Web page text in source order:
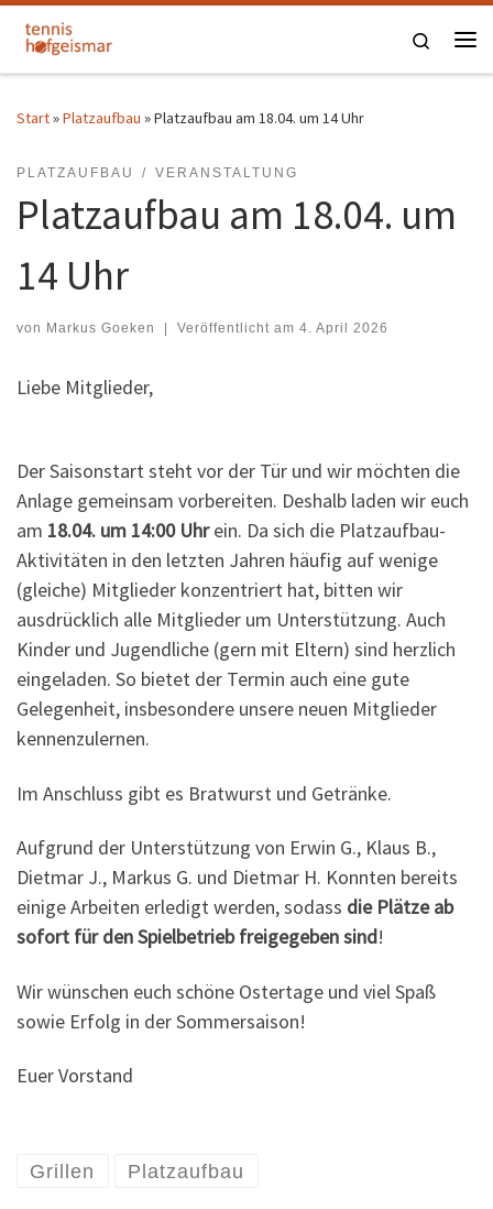
Zum Inhalt springen
Search
Start»Platzaufbau »Platzaufbau am 18.04. um 14 Uhr
PLATZAUFBAU VERANSTALTUNG
Platzaufbau am 18.04. um
14 Uhr
von Markus Goeken | Veröffentlicht am 4. April 2026
Liebe Mitglieder,
Der Saisonstart steht vor der Tür und wir möchten die
Anlage gemeinsam vorbereiten. Deshalb laden wir euch
am 18.04. um 14:00 Uhrein. Da sich die Platzaufbau-
Aktivitäten in den letzten Jahren häufig auf wenige
(gleiche) Mitglieder konzentriert hat, bitten wir
ausdrücklich alle Mitglieder um Unterstützung. Auch
Kinder und Jugendliche (gern mit Eltern) sind herzlich
eingeladen. So bietet der Termin auch eine gute
Gelegenheit, insbesondere unsere neuen Mitglieder
kennenzulernen.
Im Anschluss gibt es Bratwurst und Getränke.
Aufgrund der Unterstützung von Erwin G., Klaus B.,
Dietmar J., Markus G. und Dietmar H. Konnten bereits
einige Arbeiten erledigt werden, sodass die Plätze ab
sofort für den Spielbetrieb freigegeben sind!
Wir wünschen euch schöne Ostertage und viel Spaß
sowie Erfolg in der Sommersaison!
Euer Vorstand
Grillen Platzaufbau